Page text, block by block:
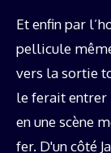
Et enfin par
pellicule
vers la sortie
le ferait entrer
en une scène
fer. D'un côté